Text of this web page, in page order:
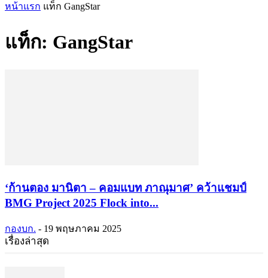
หน้าแรก แท็ก GangStar
แท็ก: GangStar
‘ก้านตอง มานิตา – คอมแบท ภาณุมาศ’ คว้าแชมป์
BMG Project 2025 Flock into...
กองบก. - 19 พฤษภาคม 2025
เรื่องล่าสุด